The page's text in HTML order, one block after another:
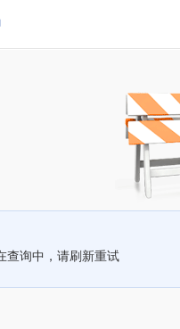
查询中，请刷新重试